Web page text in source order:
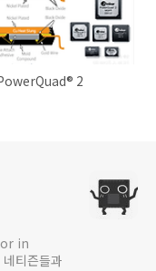
2
in
티즌들과